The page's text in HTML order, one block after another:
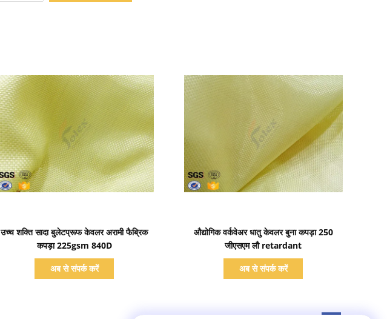
प्रदर्शन का विवरण
उच्च शक्ति सादा बुलेटप्रूफ केवलर अरामी फैब्रिक
कपड़ा 225gsm 840D
अब से संपर्क करें
प्रदर्शन का विवरण
औद्योगिक वर्कवेअर धातु केवलर बुना कपड़ा 250
जीएसएम लौ retardant
अब से संपर्क करें